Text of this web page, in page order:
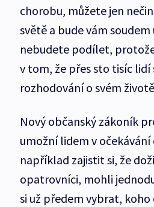
chorobu, můžete jen
světě a bude vám
nebudete podílet,
v tom, že přes sto tisíc
rozhodování o svém
Nový občanský zákoník
umožní lidem v
například zajistit si, že
opatrovníci, mohli
si už předem vybrat,